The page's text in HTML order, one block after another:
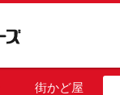
街かど屋